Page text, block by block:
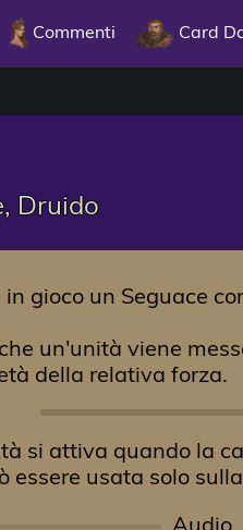
Commenti Card
Druido
gioco un Seguace
un'unità viene
della relativa forza.
si attiva quando la
essere usata solo
Audio